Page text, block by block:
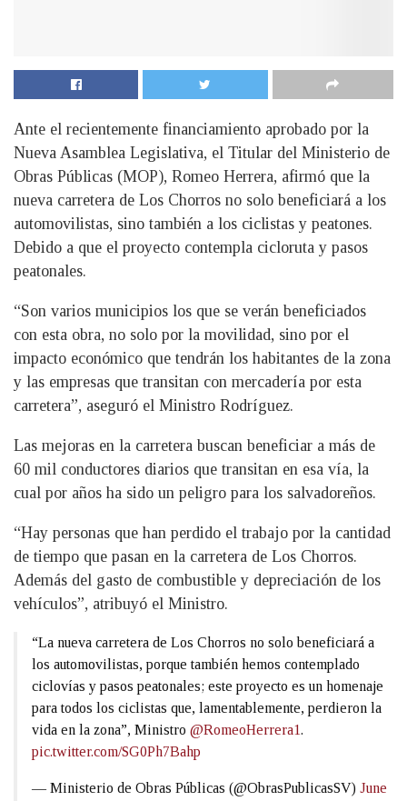
Ante el recientemente financiamiento aprobado por la
Nueva Asamblea Legislativa, el Titular del Ministerio de
Obras Públicas (MOP), Romeo Herrera, afirmó que la
nueva carretera de Los Chorros no solo beneficiará a los
automovilistas, sino también a los ciclistas y peatones.
Debido a que el proyecto contempla cicloruta y pasos
peatonales.
“Son varios municipios los que se verán beneficiados
con esta obra, no solo por la movilidad, sino por el
impacto económico que tendrán los habitantes de la zona
y las empresas que transitan con mercadería por esta
carretera”, aseguró el Ministro Rodríguez.
Las mejoras en la carretera buscan beneficiar a más de
60 mil conductores diarios que transitan en esa vía, la
cual por años ha sido un peligro para los salvadoreños.
“Hay personas que han perdido el trabajo por la cantidad
de tiempo que pasan en la carretera de Los Chorros.
Además del gasto de combustible y depreciación de los
vehículos”, atribuyó el Ministro.
“La nueva carretera de Los Chorros no solo beneficiará a
los automovilistas, porque también hemos contemplado
ciclovías y pasos peatonales; este proyecto es un homenaje
para todos los ciclistas que, lamentablemente, perdieron la
vida en la zona”, Ministro @RomeoHerrera1.
pic.twitter.com/SG0Ph7Bahp
— Ministerio de Obras Públicas (@ObrasPublicasSV) June